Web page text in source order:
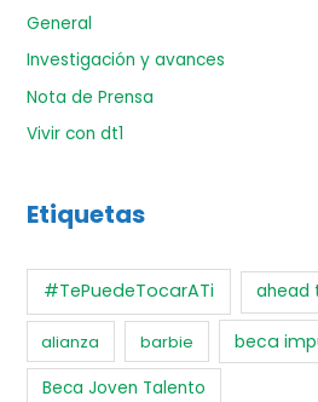
General
Investigación y avances
Nota de Prensa
Vivir con dt1
Etiquetas
#TePuedeTocarATi ahead
alianza barbie beca
Beca Joven Talento